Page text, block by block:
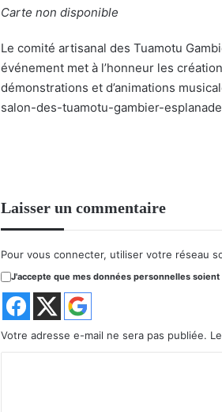
Carte non disponible
Le comité artisanal des Tuamotu
événement met à l’honneur les
démonstrations et d’animations
salon-des-tuamotu-gambier-
Laisser un commentaire
Pour vous connecter, utiliser votre réseau
J'accepte que mes données personnelles
Votre adresse e-mail ne sera pas publiée.